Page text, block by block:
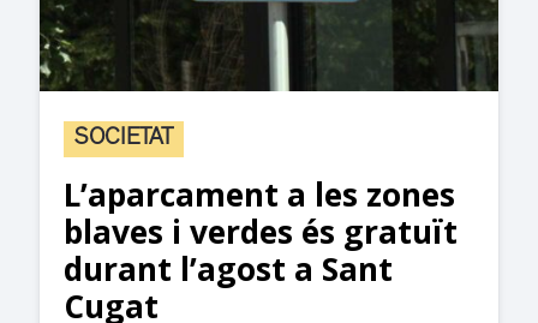
SOCIETAT
L’aparcament a les zones
blaves i verdes és gratuït
durant l’agost a Sant
Cugat